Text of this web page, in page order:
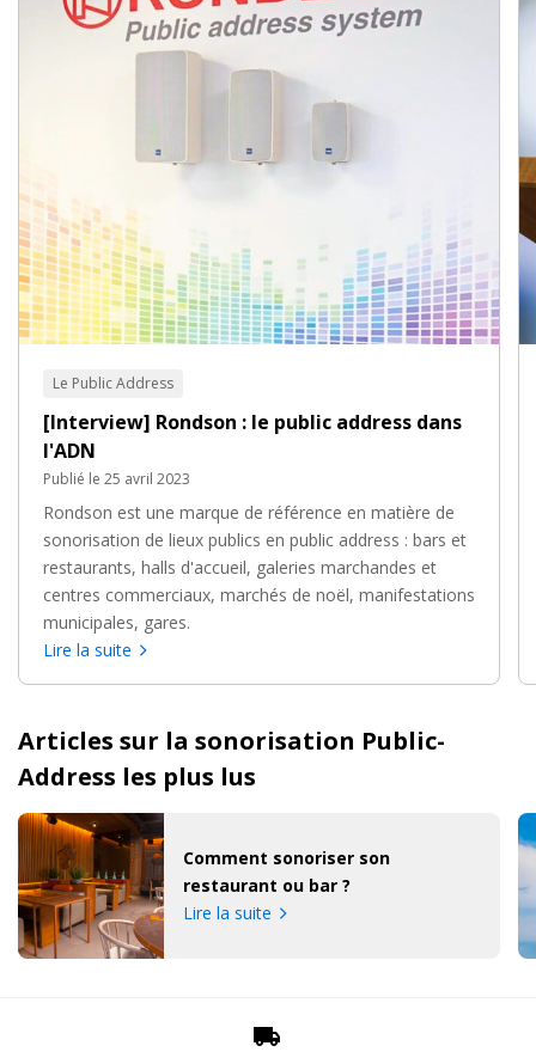
Le Public Address
[Interview] Rondson : le public address dans
l'ADN
Publié le 25 avril 2023
Rondson est une marque de référence en matière de
sonorisation de lieux publics en public address : bars et
restaurants, halls d'accueil, galeries marchandes et
centres commerciaux, marchés de noël, manifestations
municipales, gares.
Lire la suite
Articles sur la sonorisation Public-
Address les plus lus
Comment sonoriser son
restaurant ou bar ?
Lire la suite